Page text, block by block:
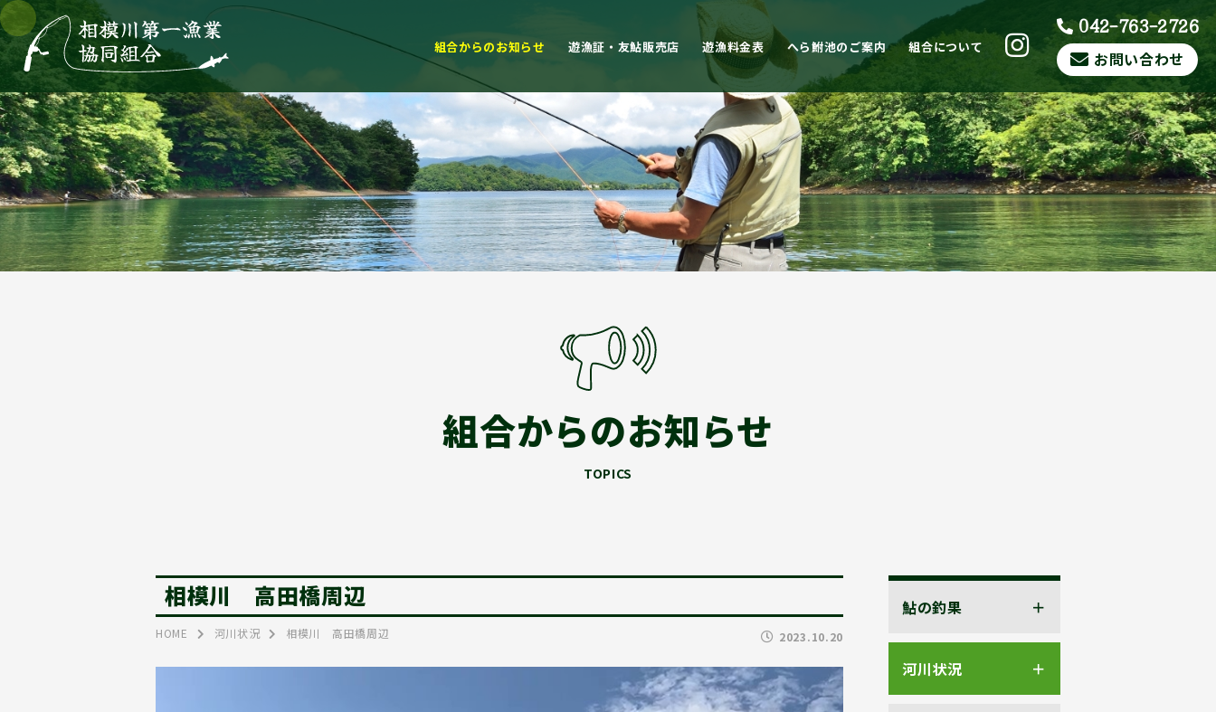
組合からのお知らせ 遊漁証・友鮎販売店 遊漁料金表 へら鮒池のご案内 組合について
042-763-2726
お問い合わせ
組合からのお知らせ
TOPICS
相模川 高田橋周辺
HOME 河川状況 相模川 高田橋周辺 2023.10.20
鮎の釣果
河川状況